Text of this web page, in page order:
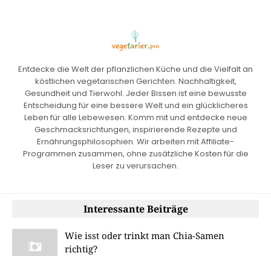
Entdecke die Welt der pflanzlichen Küche und die Vielfalt an
köstlichen vegetarischen Gerichten. Nachhaltigkeit,
Gesundheit und Tierwohl. Jeder Bissen ist eine bewusste
Entscheidung für eine bessere Welt und ein glücklicheres
Leben für alle Lebewesen. Komm mit und entdecke neue
Geschmacksrichtungen, inspirierende Rezepte und
Ernährungsphilosophien. Wir arbeiten mit Affiliate-
Programmen zusammen, ohne zusätzliche Kosten für die
Leser zu verursachen.
Interessante Beiträge
Wie isst oder trinkt man Chia-Samen
richtig?